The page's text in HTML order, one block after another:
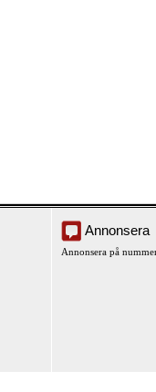
Annonsera
Annonsera på